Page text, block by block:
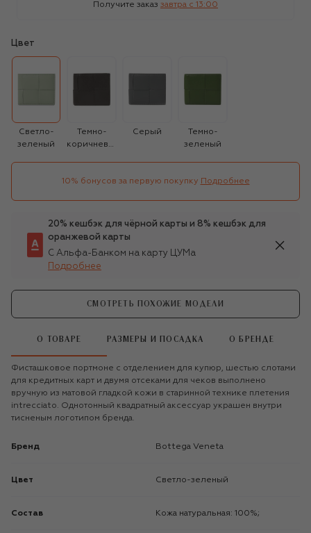
Получите заказ завтра c 13:00
Цвет
Светло-
зеленый
Темно-
коричневый
Серый
Темно-
зеленый
10% бонусов за первую покупку Подробнее
20% кешбэк для чёрной карты и 8% кешбэк для
оранжевой карты
С Альфа-Банком на карту ЦУМа
Подробнее
СМОТРЕТЬ ПОХОЖИЕ МОДЕЛИ
О ТОВАРЕ РАЗМЕРЫ И ПОСАДКА О БРЕНДЕ
Фисташковое портмоне с отделением для купюр, шестью слотами
для кредитных карт и двумя отсеками для чеков выполнено
вручную из матовой гладкой кожи в старинной технике плетения
intrecciato. Однотонный квадратный аксессуар украшен внутри
тисненым логотипом бренда.
Бренд Bottega Veneta
Цвет Светло-зеленый
Состав Кожа натуральная: 100%;